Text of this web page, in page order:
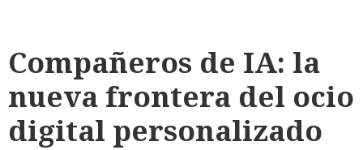
Compañeros de IA: la
nueva frontera del ocio
digital personalizado